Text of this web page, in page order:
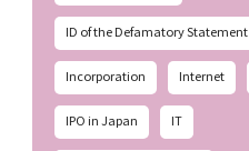
ID of the Defamatory Statement
Incorporation Internet
IPO in Japan IT